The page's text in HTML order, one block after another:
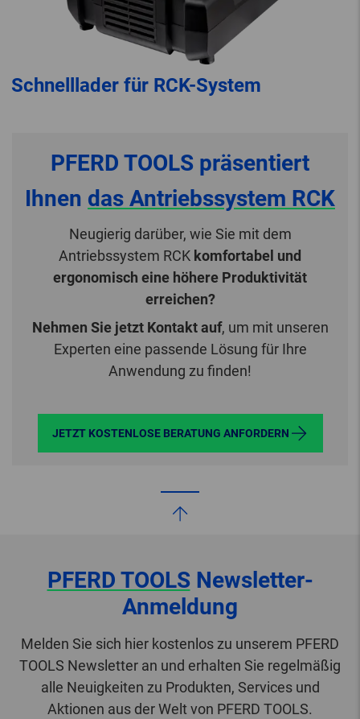
Schnelllader für RCK-System
PFERD TOOLS präsentiert
Ihnen das Antriebssystem RCK
Neugierig darüber, wie Sie mit dem
Antriebssystem RCK komfortabel und
ergonomisch eine höhere Produktivität
erreichen?
Nehmen Sie jetzt Kontakt auf, um mit unseren
Experten eine passende Lösung für Ihre
Anwendung zu finden!
JETZT KOSTENLOSE BERATUNG ANFORDERN
PFERD TOOLSNewsletter-
Anmeldung
Melden Sie sich hier kostenlos zu unserem PFERD
TOOLS Newsletter an und erhalten Sie regelmäßig
alle Neuigkeiten zu Produkten, Services und
Aktionen aus der Welt von PFERD TOOLS.